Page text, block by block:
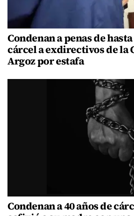
Condenan a penas de
cárcel a exdirectivos de la
Argoz por estafa
Condenan a 40 años de